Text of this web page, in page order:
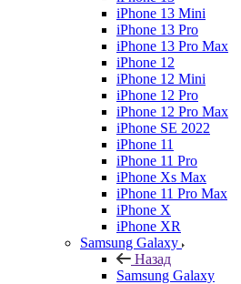
iPhone 13 Mini
iPhone 13 Pro
iPhone 13 Pro Max
iPhone 12
iPhone 12 Mini
iPhone 12 Pro
iPhone 12 Pro Max
iPhone SE 2022
iPhone 11
iPhone 11 Pro
iPhone Xs Max
iPhone 11 Pro Max
iPhone X
iPhone XR
Samsung Galaxy
Назад
Samsung Galaxy